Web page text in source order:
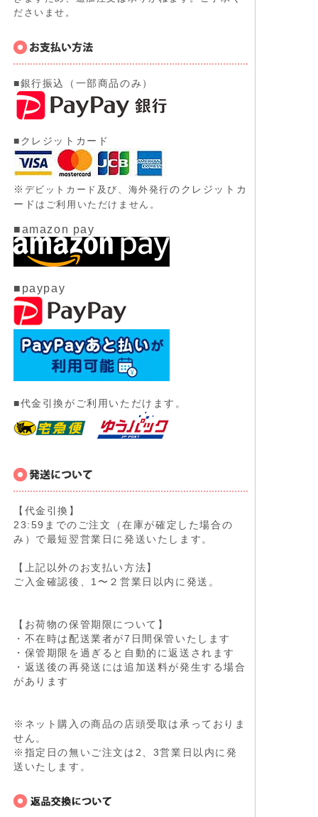
ださいませ。
■銀行振込（一部商品のみ）
■クレジットカード
※ デビットカード及び、 海外発行のクレジットカ
ード はご利用いただけません。
■amazon pay
■paypay
■代金引換がご利用いただけます。
【代金引換】
23:59までのご注文（在庫が確定した場合の
み）で最短翌営業日に発送いたします。
【上記以外のお支払い方法】
ご入金確認後、1〜２営業日以内に発送。
【お荷物の保管期限について】
・不在時は配送業者が7日間保管いたします
・保管期限を過ぎると自動的に返送されます
・返送後の再発送には追加送料が発生する場合
があります
※ネット購入の商品の店頭受取は承っておりま
せん。
※指定日の無いご注文は2、3営業日以内に発
送いたします。